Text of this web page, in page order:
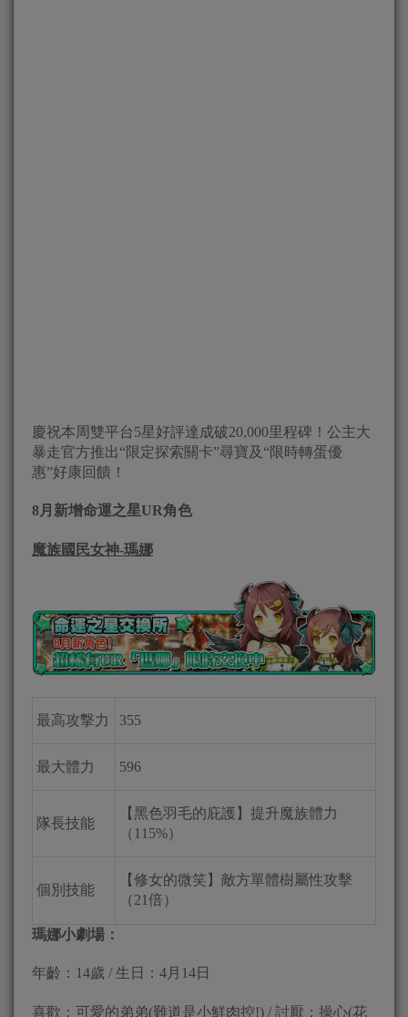
慶祝本周雙平台5星好評達成破20,000里程碑！公主大
暴走官方推出“限定探索關卡”尋寶及“限時轉蛋優
惠”好康回饋！
8月新增命運之星UR角色
魔族國民女神-瑪娜
最高攻撃力 355
最大體力 596
隊長技能
【黑色羽毛的庇護】提升魔族體力
（115%）
個別技能
【修女的微笑】敵方單體樹屬性攻擊
（21倍）
瑪娜小劇場：
年齡：14歲 / 生日：4月14日
喜歡：可愛的弟弟(難道是小鮮肉控!) / 討厭：操心(花